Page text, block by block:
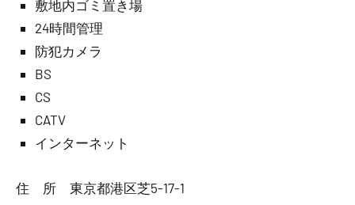
敷地内ゴミ置き場
24時間管理
防犯カメラ
BS
CS
CATV
インターネット
住 所 東京都港区芝5-17-1